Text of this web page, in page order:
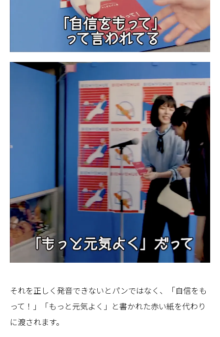
それを正しく発音できないとパンではなく、「自信をも
って！」「もっと元気よく」と書かれた赤い紙を代わり
に渡されます。